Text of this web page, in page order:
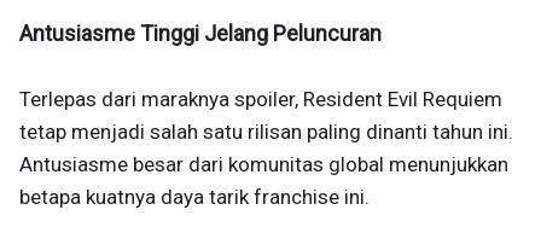
Antusiasme Tinggi Jelang Peluncuran
Terlepas dari maraknya spoiler, Resident Evil Requiem
tetap menjadi salah satu rilisan paling dinanti tahun ini.
Antusiasme besar dari komunitas global menunjukkan
betapa kuatnya daya tarik franchise ini.